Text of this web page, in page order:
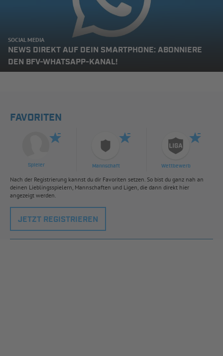
SOCIAL MEDIA
NEWS DIREKT AUF DEIN SMARTPHONE: ABONNIERE
DEN BFV-WHATSAPP-KANAL!
FAVORITEN
Spieler Mannschaft Wettbewerb
Nach der Registrierung kannst du dir Favoriten setzen. So bist du ganz nah an
deinen Lieblingsspielern, Mannschaften und Ligen, die dann direkt hier
angezeigt werden.
JETZT REGISTRIEREN